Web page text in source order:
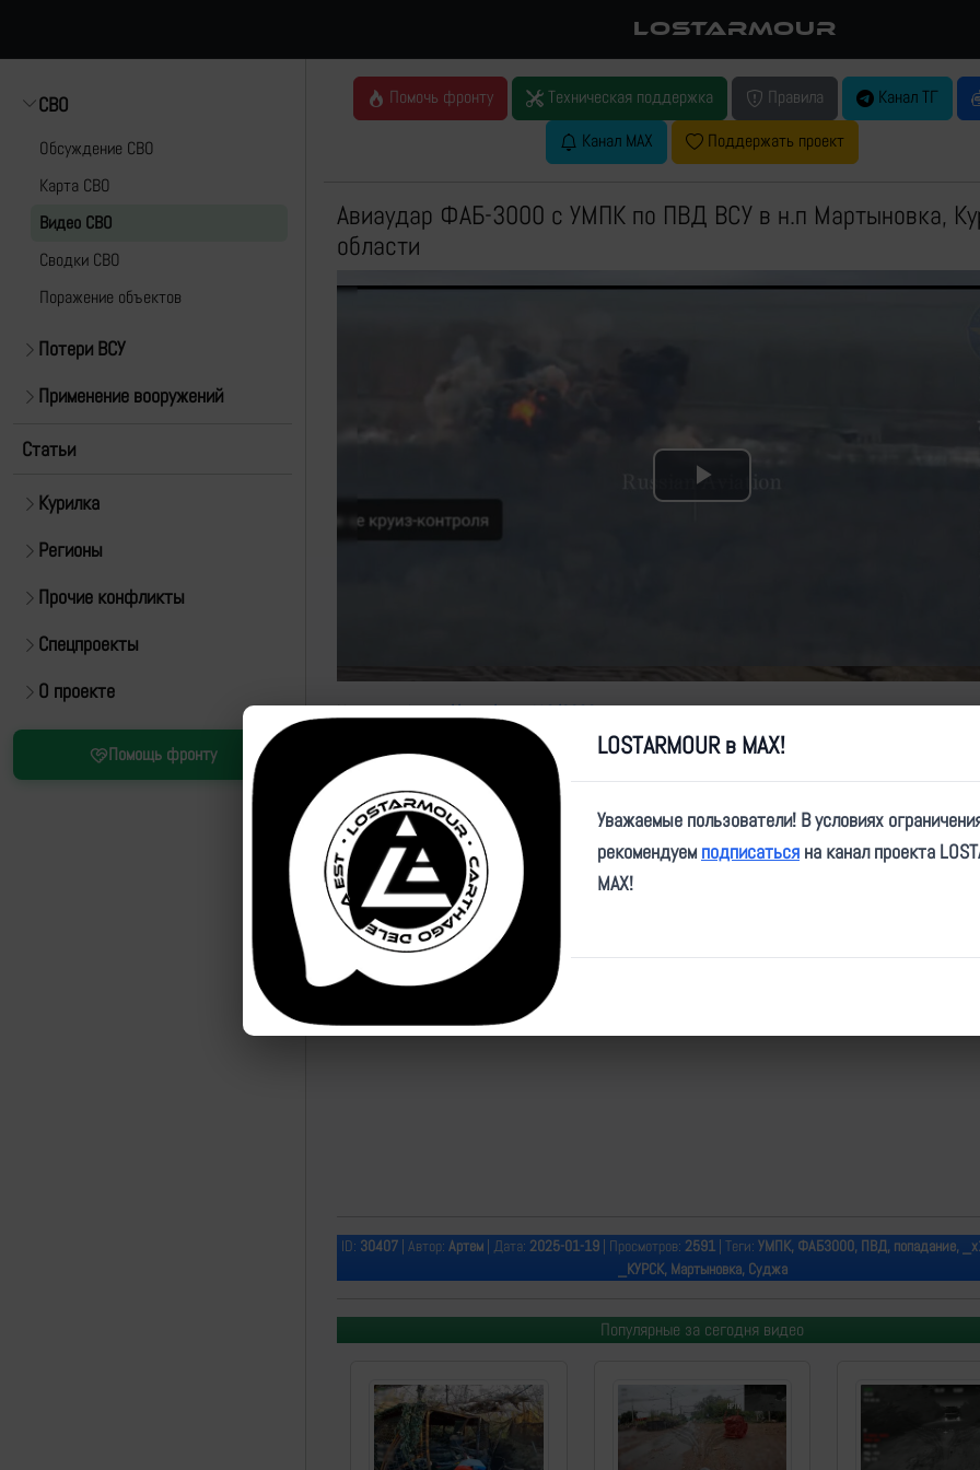
LOSTARMOUR
СВО
Обсуждение СВО
Карта СВО
Видео СВО
Cводки СВО
Поражение объектов
Потери ВСУ
Применение вооружений
Статьи
Курилка
Регионы
Прочие конфликты
Спецпроекты
О проекте
Помощь фронту
Помочь фронту Техническая поддержка Правила Канал ТГ
Канал MAX
Поддержать проект
Авиаудар ФАБ-3000 с УМПК по ПВД ВСУ в н.п Мартыновка,
области
Play
Источник:https://t.me/svvaul10/9900
ID: 30407| Автор: Артем| Дата: 2025-01-19| Просмотров: 2591| Теги: УМПК, ФАБ3000, ПВД, попадание,
_КУРСК, Мартыновка, Суджа
Популярные за сегодня видео
LOSTARMOUR в MAX!
Уважаемые пользователи! В условиях
рекомендуем подписаться на канал проекта
MAX!